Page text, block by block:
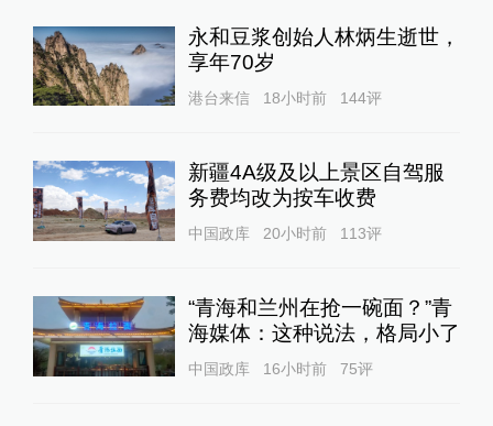
永和豆浆创始人林炳生逝世，
享年70岁
港台来信 18小时前 144评
新疆4A级及以上景区自驾服
务费均改为按车收费
中国政库 20小时前 113评
“青海和兰州在抢一碗面？”青
海媒体：这种说法，格局小了
中国政库 16小时前 75评